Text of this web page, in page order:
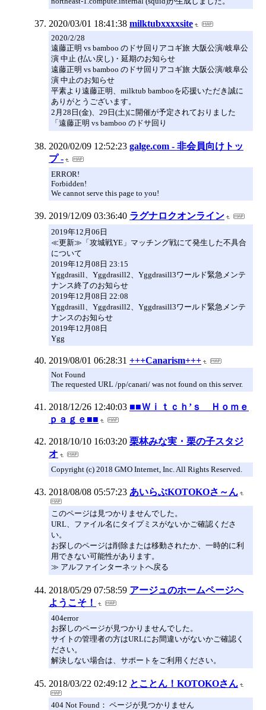
2020/03/01 18:41:38 milktubxxxxsite
2020/2/28
遠藤正明 vs bamboo のドサ回りアコギ旅 大阪公演/岐阜公
演 中止 (払い戻し)・延期のお知らせ
遠藤正明 vs bamboo のドサ回りアコギ旅 大阪公演/岐阜公
演 中止のお知らせ
平素より遠藤正明、milktub bambooを応援いただき誠に
ありがとうございます。
2月28日(金)、29日(土)に開催が予定されておりました
「遠藤正明 vs bamboo のドサ回り
2020/02/09 12:52:23 galge.com - 非会員向けトッ
プ -
ERROR!
Forbidden!
We cannot serve this page to you!
2019/12/09 03:36:40 ラグナロクオンライン
2019年12月06日
≪更新≫「攻城戦YE」マッチング戦にて発生した不具合
について
2019年12月08日 23:15
Yggdrasill、Yggdrasill2、Yggdrasill3ワールド緊急メンテ
ナンス終了のお知らせ
2019年12月08日 22:08
Yggdrasill、Yggdrasill2、Yggdrasill3ワールド緊急メンテ
ナンスのお知らせ
2019年12月08日
Ygg
2019/08/01 06:28:31 +++Canarism+++
Not Found
The requested URL /pp/canari/ was not found on this server.
2018/12/26 12:40:03 ■■Ｗｉｔｃｈ’ｓ Ｈｏｍｅ
ｐａｇｅ■■
2018/10/10 16:03:20 栗林みな実・栗の子スタジ
オ
Copyright (c) 2018 GMO Internet, Inc. All Rights Reserved.
2018/08/08 05:57:23 あいらぶKOTOKOさ～ん
このページは見つかりませんでした。
URL、ファイル名にタイプミスがないかご確認くださ
い。
お探しのページは削除または移動されたか、一時的に利
用できない可能性があります。
≫ アルファインターネットへ戻る
2018/05/29 07:58:59 アージュのホームページへ
ようこそ！
404error
お探しのページが見つかりませんでした。
サイトの管理者の方はURLにお間違いがないかご確認く
ださい。
解決しない場合は、サポートをご利用ください。
2018/03/22 02:49:12 とことん！KOTOKOさん
404 Not Found： ページが見つかりません